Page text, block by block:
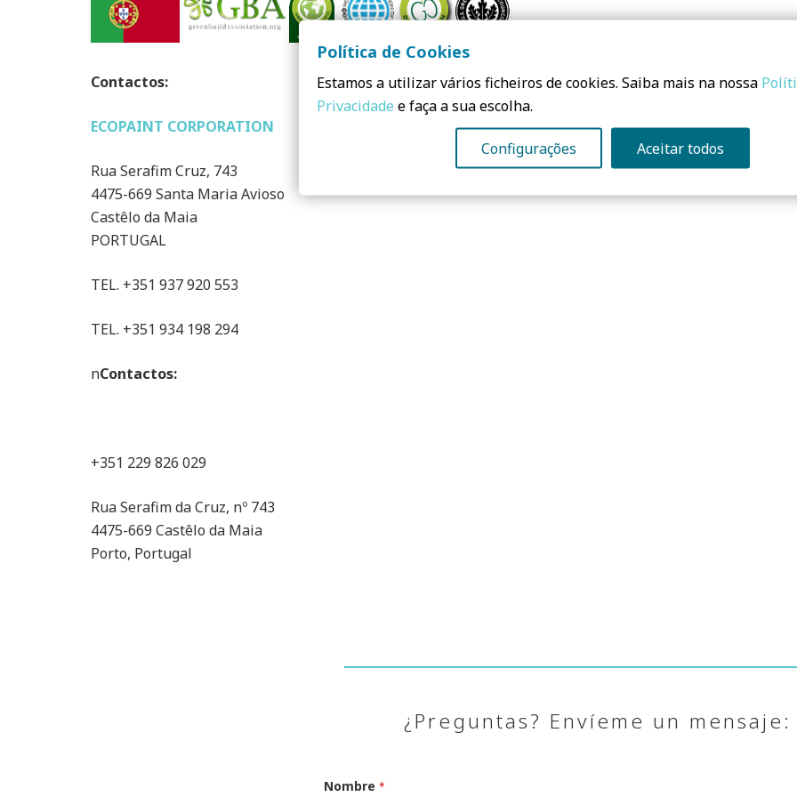
Contactos:
ECOPAINT CORPORATION
Rua Serafim Cruz, 743
4475-669 Santa Maria Avioso
Castêlo da Maia
PORTUGAL
TEL. +351 937 920 553
TEL. +351 934 198 294
nContactos:
+351 229 826 029
Rua Serafim da Cruz, nº 743
4475-669 Castêlo da Maia
Porto, Portugal
¿Preguntas? Envíeme un mensaje:
Nombre *
Política de Cookies
Estamos a utilizar vários ficheiros de cookies. Saiba mais na nossa
Privacidade e faça a sua escolha.
Configurações Aceitar todos